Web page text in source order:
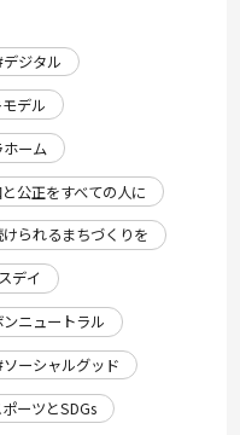
ジタル
デル
ーム
公正をすべての人に
られるまちづくりを
デイ
ニュートラル
ーシャルグッド
ーツとSDGs